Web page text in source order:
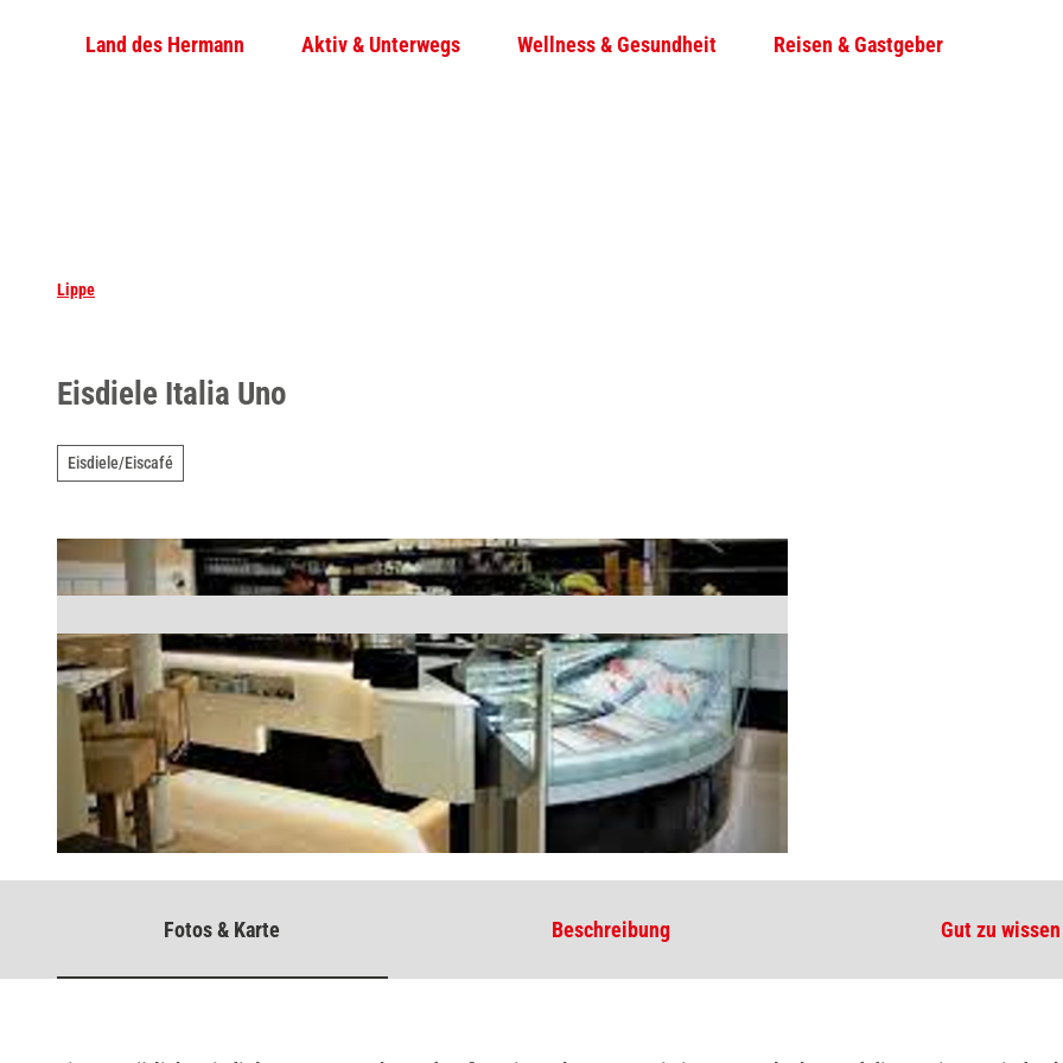
Land des Hermann Aktiv & Unterwegs Wellness & Gesundheit Reisen & Gastgeber
Lippe
Eisdiele Italia Uno
Eisdiele/Eiscafé
Fotos & Karte Beschreibung Gut zu wissen